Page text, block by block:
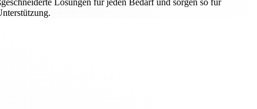
Lösungen für jeden Bedarf und sorgen so für